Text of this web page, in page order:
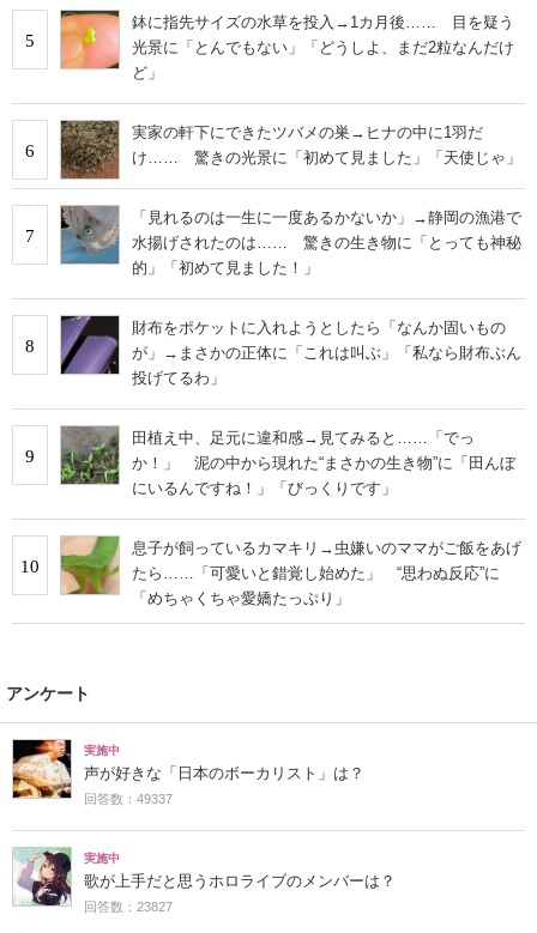
5
鉢に指先サイズの水草を投入→1カ月後…… 目を疑う
光景に「とんでもない」「どうしよ、まだ2粒なんだけ
ど」
6
実家の軒下にできたツバメの巣→ヒナの中に1羽だ
け…… 驚きの光景に「初めて見ました」「天使じゃ」
7
「見れるのは一生に一度あるかないか」→静岡の漁港で
水揚げされたのは…… 驚きの生き物に「とっても神秘
的」「初めて見ました！」
8
財布をポケットに入れようとしたら「なんか固いもの
が」→まさかの正体に「これは叫ぶ」「私なら財布ぶん
投げてるわ」
9
田植え中、足元に違和感→見てみると……「でっ
か！」 泥の中から現れた“まさかの生き物”に「田んぼ
にいるんですね！」「びっくりです」
10
息子が飼っているカマキリ→虫嫌いのママがご飯をあげ
たら……「可愛いと錯覚し始めた」 “思わぬ反応”に
「めちゃくちゃ愛嬌たっぷり」
アンケート
実施中
声が好きな「日本のボーカリスト」は？
回答数：49337
実施中
歌が上手だと思うホロライブのメンバーは？
回答数：23827